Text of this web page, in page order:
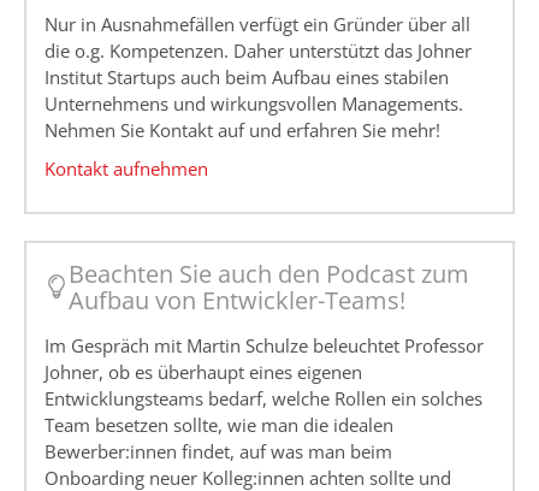
Nur in Ausnahmefällen verfügt ein Gründer über all
die o.g. Kompetenzen. Daher unterstützt das Johner
Institut Startups auch beim Aufbau eines stabilen
Unternehmens und wirkungsvollen Managements.
Nehmen Sie Kontakt auf und erfahren Sie mehr!
Kontakt aufnehmen
Beachten Sie auch den Podcast zum
Aufbau von Entwickler-Teams!
Im Gespräch mit Martin Schulze beleuchtet Professor
Johner, ob es überhaupt eines eigenen
Entwicklungsteams bedarf, welche Rollen ein solches
Team besetzen sollte, wie man die idealen
Bewerber:innen findet, auf was man beim
Onboarding neuer Kolleg:innen achten sollte und